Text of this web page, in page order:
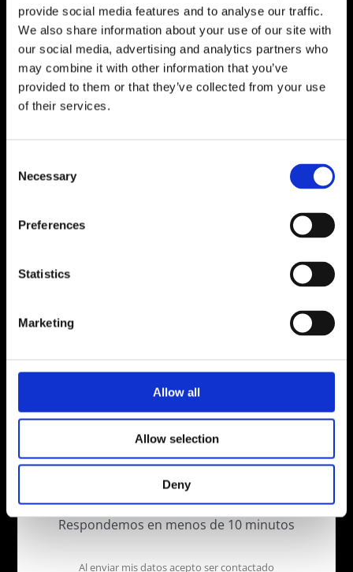
provide social media features and to analyse our traffic.
We also share information about your use of our site with
our social media, advertising and analytics partners who
may combine it with other information that you’ve
provided to them or that they’ve collected from your use
of their services.
Selection
Necessary
Preferences
Statistics
Marketing
Allow all
Allow selection
Deny
Traslados desde y hacia cualquier
punto de la isla garantizando la
comodidad, seguridad y privacidad de
las localidades ibicencas lo cual
inconvenientes.
Reserva Servicio
Disposición
Respondemos en menos de 10 minutos
Al enviar mis datos acepto ser contactado